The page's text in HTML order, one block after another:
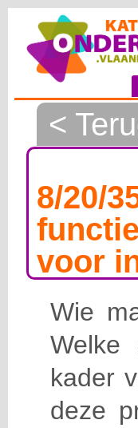
<
8/20/
voor
Wie
Welke
kader
deze